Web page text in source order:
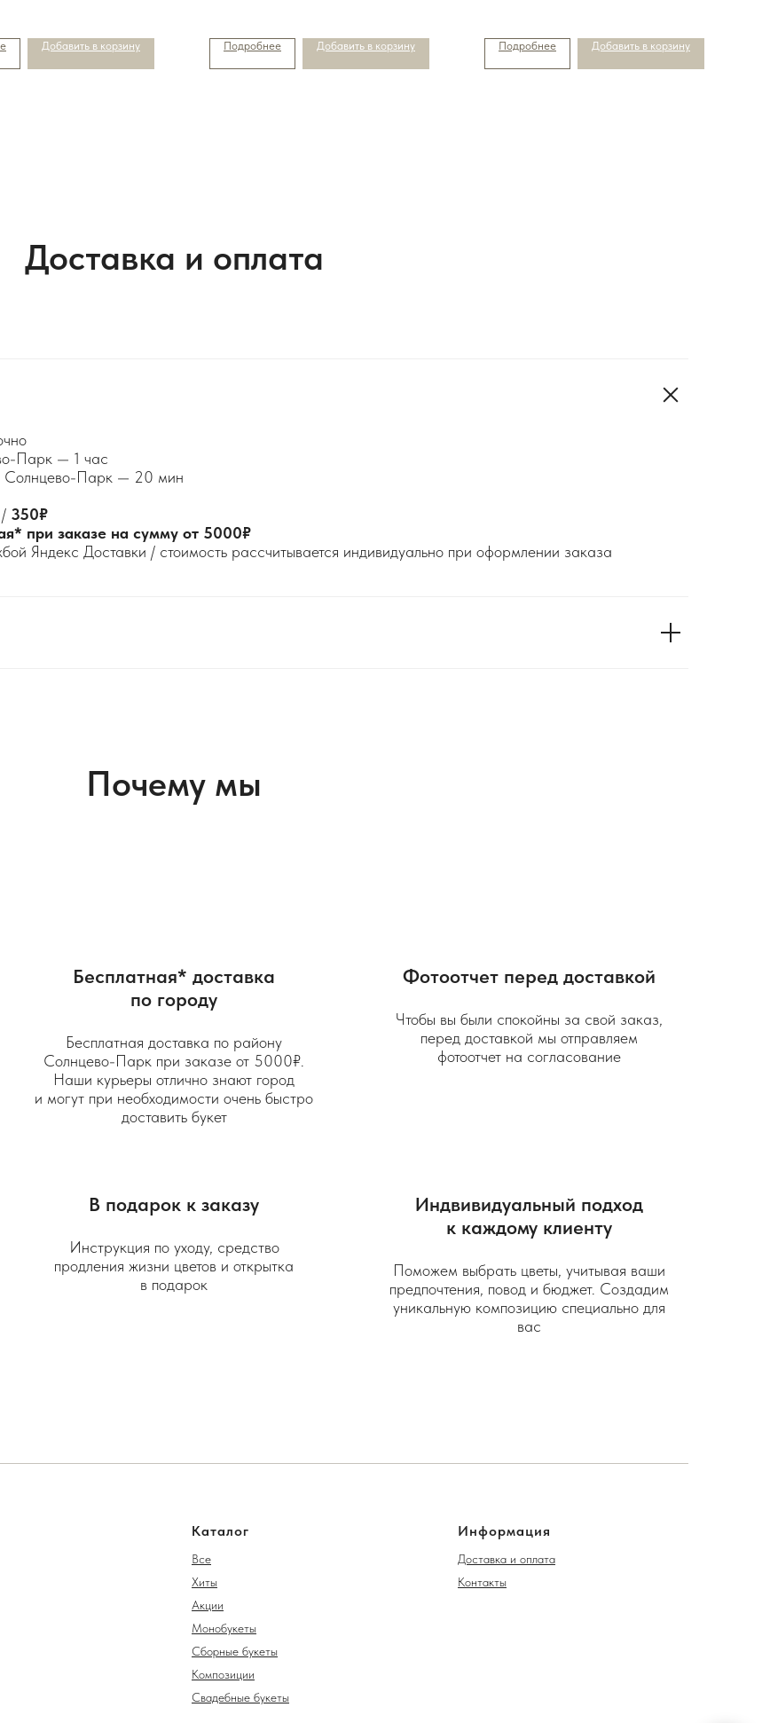
Добавить в корзину Подробнее Добавить в корзину Подробнее Добавить в корзину
Доставка и оплата
Парк — 1 час
Солнцево-Парк — 20 мин
350₽
при заказе на сумму от 5000₽
Яндекс Доставки / стоимость рассчитывается индивидуально при оформлении заказа
Почему мы
Бесплатная* доставка
по городу
Бесплатная доставка по району
Солнцево-Парк при заказе от 5000₽.
Наши курьеры отлично знают город
и могут при необходимости очень быстро
доставить букет
Фотоотчет перед доставкой
Чтобы вы были спокойны за свой заказ,
перед доставкой мы отправляем
фотоотчет на согласование
В подарок к заказу
Инструкция по уходу, средство
продления жизни цветов и открытка
в подарок
Индвивидуальный подход
к каждому клиенту
Поможем выбрать цветы, учитывая ваши
предпочтения, повод и бюджет. Создадим
уникальную композицию специально для
вас
Каталог
Все
Хиты
Акции
Монобукеты
Сборные букеты
Композиции
Свадебные букеты
Информация
Доставка и оплата
Контакты